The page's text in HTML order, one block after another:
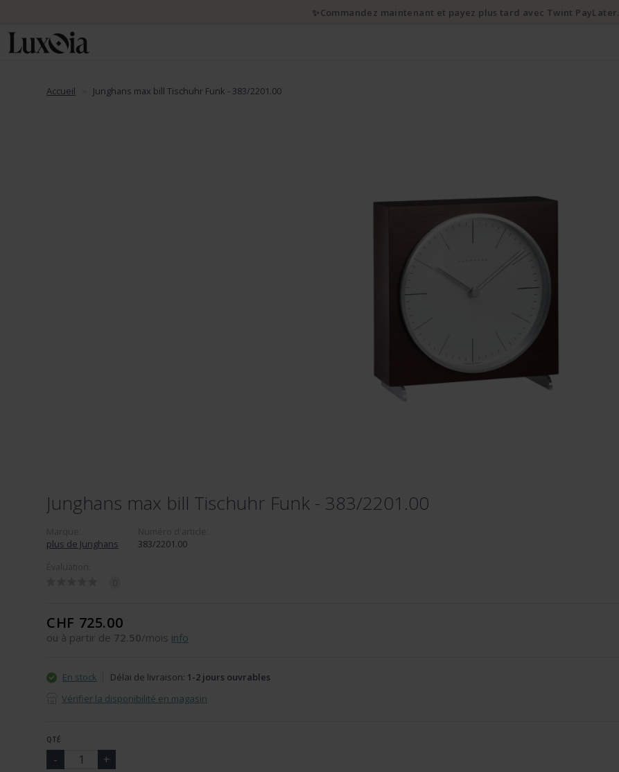
Accueil Junghans max bill Tischuhr Funk - 383/2201.00
Junghans max bill Tischuhr Funk - 383/2201.00
plus de Junghans
383/2201.00
CHF 725.00
ou à partir de 72.50/mois info
En stock Délai de livraison: 1-2 jours ouvrables
Vérifier la disponibilité en magasin
QTÉ
✨Commandez maintenant et payez plus tard avec Twint PayLater.